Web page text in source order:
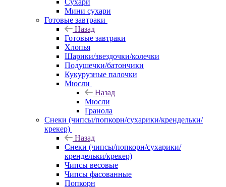
Сухари
Мини сухари
Готовые завтраки
Назад
Готовые завтраки
Хлопья
Шарики/звездочки/колечки
Подушечки/батончики
Кукурузные палочки
Мюсли
Назад
Мюсли
Гранола
Снеки (чипсы/попкорн/сухарики/крендельки/
крекер)
Назад
Снеки (чипсы/попкорн/сухарики/
крендельки/крекер)
Чипсы весовые
Чипсы фасованные
Попкорн